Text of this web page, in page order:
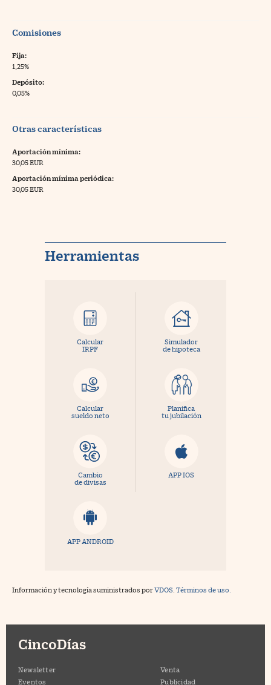
Comisiones
Fija:
1,25%
Depósito:
0,05%
Otras características
Aportación mínima:
30,05 EUR
Aportación mínima periódica:
30,05 EUR
Herramientas
Calcular
IRPF
Simulador
de hipoteca
Calcular
sueldo neto
Planifica
tu jubilación
Cambio
de divisas
APP IOS
APP ANDROID
Información y tecnología suministrados porVDOS Términos de uso.
CincoDías
Newsletter
Eventos
Venta
Publicidad